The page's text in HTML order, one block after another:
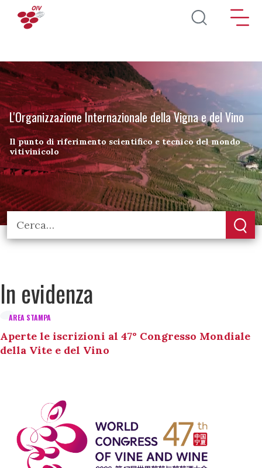
Salta al contenuto principale
L'Organizzazione Internazionale della Vigna e del Vino
Il punto di riferimento scientifico e tecnico del mondo
vitivinicolo
In evidenza
AREA STAMPA
Aperte le iscrizioni al 47° Congresso Mondiale
della Vite e del Vino